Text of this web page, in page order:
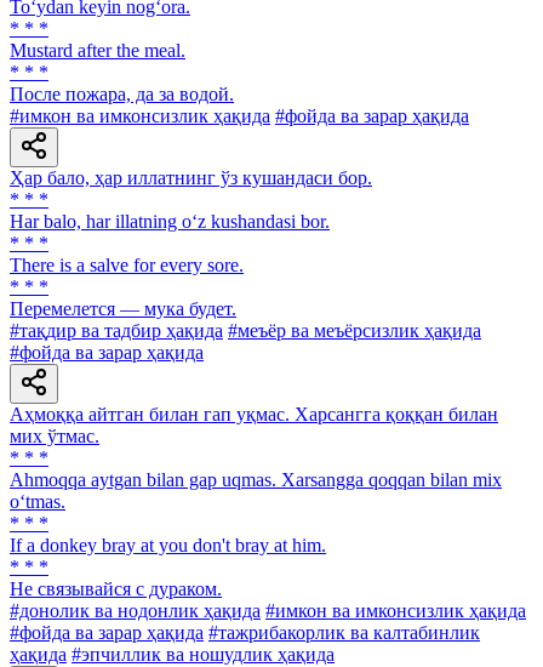
To‘ydan keyin nog‘ora.
* * *
Mustard after the meal.
* * *
После пожара, да за водой.
#имкон ва имконсизлик ҳақида #фойда ва зарар ҳақида
Ҳар бало, ҳар иллатнинг ўз кушандаси бор.
* * *
Har balo, har illatning o‘z kushandasi bor.
* * *
There is a salve for every sore.
* * *
Перемелется — мука будет.
#тақдир ва тадбир ҳақида #меъёр ва меъёрсизлик ҳақида
#фойда ва зарар ҳақида
Аҳмоққа айтган билан гап уқмас. Харсангга қоққан билан
мих ўтмас.
* * *
Ahmoqqa aytgan bilan gap uqmas. Xarsangga qoqqan bilan mix
o‘tmas.
* * *
If a donkey bray at you don't bray at him.
* * *
He связывайся с дураком.
#донолик ва нодонлик ҳақида #имкон ва имконсизлик ҳақида
#фойда ва зарар ҳақида #тажрибакорлик ва калтабинлик
ҳақида #эпчиллик ва ношудлик ҳақида